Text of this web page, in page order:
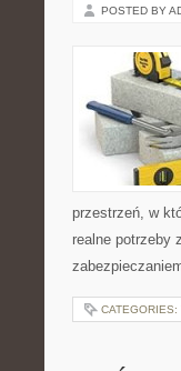
POSTED BY
przestrzeń, w
realne potrzeby
CATEGORIES: